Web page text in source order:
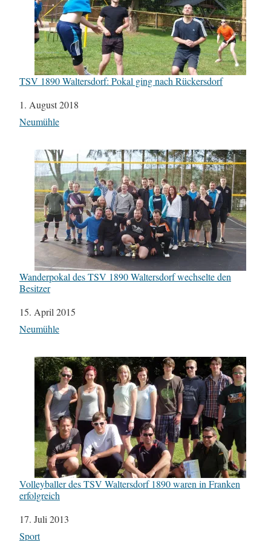
TSV 1890 Waltersdorf: Pokal ging nach Rückersdorf
Datum
1. August 2018
In Bezug auf
Neumühle
Wanderpokal des TSV 1890 Waltersdorf wechselte den
Besitzer
Datum
15. April 2015
In Bezug auf
Neumühle
Volleyballer des TSV Waltersdorf 1890 waren in Franken
erfolgreich
Datum
17. Juli 2013
In Bezug auf
Sport